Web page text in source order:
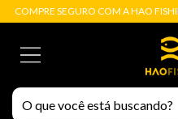
COMPRE SEGURO COM A HAO